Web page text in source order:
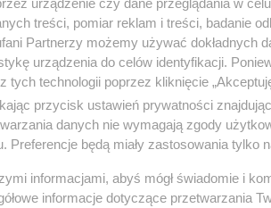
razem również z wieloma innymi
tego spotkania poprosili go o
treści, pomiar reklam i treści, badanie
Partnerzy możemy używać dokładnych
urządzenia do celów identyfikacji.
tych technologii poprzez kliknięcie
przycisk ustawień prywatności
danych nie wymagają zgody
Preferencje będą miały zastosowania tylko
informacjami, abyś mógł świadomie i
informacje dotyczące przetwarzania